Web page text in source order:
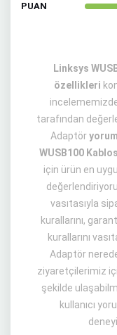
PUAN
Linksys
özellikleri
tarafından
Adaptör
WUSB100
için ürün en
vasıtasıyla
kurallarını,
kurallarını
Adaptör
ziyaretçilerimiz
şekilde
kullanıcı